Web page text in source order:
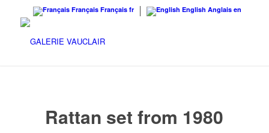
Français Français fr English Anglais en
Rattan set from 1980